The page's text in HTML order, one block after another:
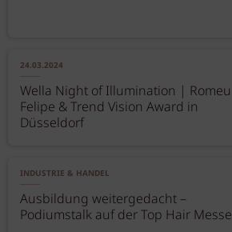
24.03.2024
Wella Night of Illumination | Romeu
Felipe & Trend Vision Award in
Düsseldorf
INDUSTRIE & HANDEL
Ausbildung weitergedacht –
Podiumstalk auf der Top Hair Messe